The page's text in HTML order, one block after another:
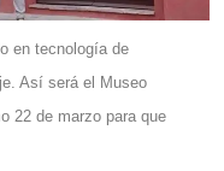
en tecnología de
Así será el Museo
22 de marzo para que